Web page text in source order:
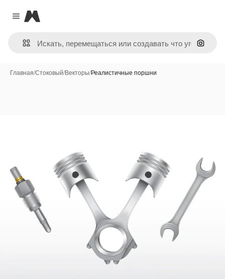
Close menu
Magnific
Поиск
Главная/Стоковый/Векторы/Реалистичные поршни